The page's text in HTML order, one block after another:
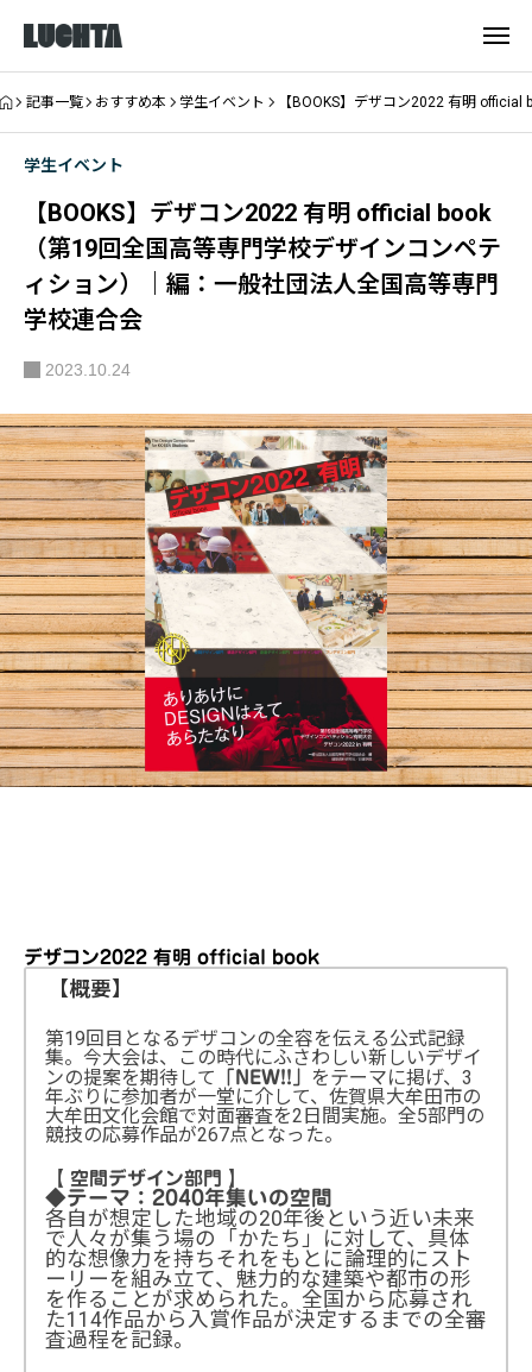
記事一覧 おすすめ本 学生イベント 【BOOKS】デザコン2022 有明
学生イベント
【BOOKS】デザコン2022 有明 official book
（第19回全国高等専門学校デザインコンペテ
ィション）｜編：一般社団法人全国高等専門
学校連合会
2023.10.24
デザコン2022 有明 official book
【概要】
第19回目となるデザコンの全容を伝える公式記録
集。今大会は、この時代にふさわしい新しいデザイ
ンの提案を期待して
「NEW!!」
をテーマに掲げ、3
年ぶりに参加者が一堂に介して、佐賀県大牟田市の
大牟田文化会館で対面審査を2日間実施。全5部門の
競技の応募作品が267点となった。
【 空間デザイン部門 】
◆テーマ：2040年集いの空間
各自が想定した地域の20年後という近い未来
で人々が集う場の「かたち」に対して、具体
的な想像力を持ちそれをもとに論理的にスト
ーリーを組み立て、魅力的な建築や都市の形
を作ることが求められた。全国から応募され
た114作品から入賞作品が決定するまでの全審
査過程を記録。